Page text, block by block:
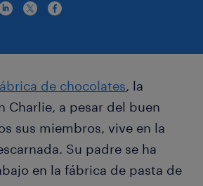
de chocolates, la
Charlie, a pesar del buen
sus miembros, vive en la
Su padre se ha
en la fábrica de pasta de